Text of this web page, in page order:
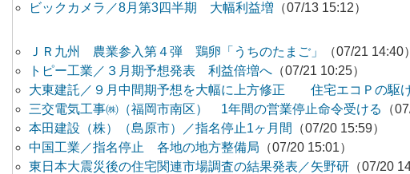
ビックカメラ／8月第3四半期 大幅利益増 （07/13 15:12）
ＪＲ九州 農業参入第４弾 鶏卵「うちのたまご」
（07/21 14:40）
トピー工業／３月期予想発表 利益倍増へ （07/21 10:25）
大東建託／９月中間期予想を大幅に上方修正 住宅エコＰの駆
三交電気工事㈱（福岡市南区） 1年間の営業停止命令受ける
（
本田建設（株）（島原市）／指名停止1ヶ月間
（07/20 15:59）
中国工業／指名停止 各地の地方整備局 （07/20 15:01）
東日本大震災後の住宅関連市場調査の結果発表／矢野研 （07/20